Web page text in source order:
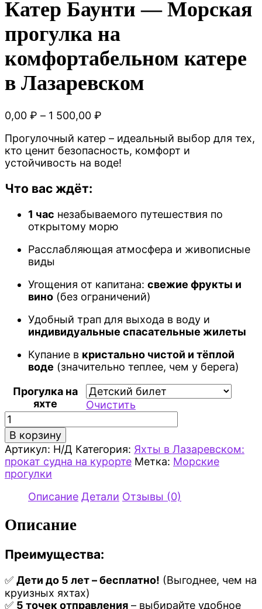
Катер Баунти — Морская
прогулка на
комфортабельном катере
в Лазаревском
0,00 ₽ – 1 500,00 ₽
Прогулочный катер – идеальный выбор для тех,
кто ценит безопасность, комфорт и
устойчивость на воде!
Что вас ждёт:
1 час незабываемого путешествия по
открытому морю
Расслабляющая атмосфера и живописные
виды
Угощения от капитана: свежие фрукты и
вино (без ограничений)
Удобный трап для выхода в воду и
индивидуальные спасательные жилеты
Купание в кристально чистой и тёплой
воде (значительно теплее, чем у берега)
Прогулка на
яхте
Очистить
Количество
товара
Катер
Баунти
-
Морская
прогулка
катере
Лазаревском
В корзину
Артикул: Н/Д Категория: Яхты в Лазаревском:
прокат судна на курорте Метка: Морские
прогулки
Описание Детали Отзывы (0)
Описание
Преимущества:
✅ Дети до 5 лет – бесплатно! (Выгоднее, чем на
круизных яхтах)
✅ 5 точек отправления – выбирайте удобное